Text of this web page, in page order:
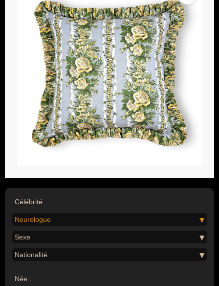
Célébrité :
Neurologue
Sexe
Nationalité
Née :